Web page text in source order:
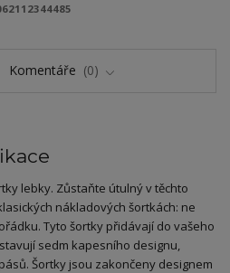
Komentáře 0
lebky. Zůstaňte útulný v těchto
nákladových šortkách: ne
Tyto šortky přidávají do vašeho
sedm kapesního designu,
Šortky jsou zakončeny designem